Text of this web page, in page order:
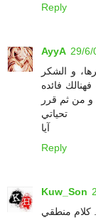
Reply
AyyA 29/6/
و الشكر
فائده
و من ثم قرر
تحياتي
آيا
Reply
Kuw_Son